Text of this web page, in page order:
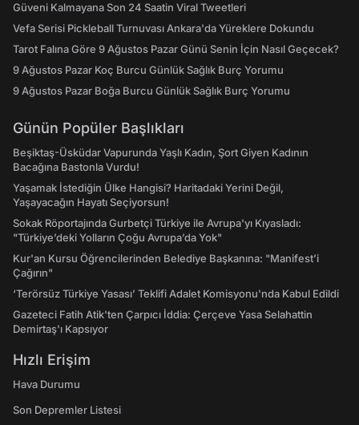
Güveni Kalmayana Son 24 Saatin Viral Tweetleri
Vefa Serisi Pickleball Turnuvası Ankara'da Yüreklere Dokundu
Tarot Falına Göre 9 Ağustos Pazar Günü Senin İçin Nasıl Geçecek?
9 Ağustos Pazar Koç Burcu Günlük Sağlık Burç Yorumu
9 Ağustos Pazar Boğa Burcu Günlük Sağlık Burç Yorumu
Günün Popüler Başlıkları
Beşiktaş-Üsküdar Vapurunda Yaşlı Kadın, Şort Giyen Kadının
Bacağına Bastonla Vurdu!
Yaşamak İstediğin Ülke Hangisi? Haritadaki Yerini Değil,
Yaşayacağın Hayatı Seçiyorsun!
Sokak Röportajında Gurbetçi Türkiye ile Avrupa'yı Kıyasladı:
"Türkiye’deki Yolların Çoğu Avrupa’da Yok"
Kur'an Kursu Öğrencilerinden Belediye Başkanına: "Manifest’i
Çağırın"
‘Terörsüz Türkiye Yasası’ Teklifi Adalet Komisyonu'nda Kabul Edildi
Gazeteci Fatih Atik'ten Çarpıcı İddia: Çerçeve Yasa Selahattin
Demirtaş'ı Kapsıyor
Hızlı Erişim
Hava Durumu
Son Depremler Listesi